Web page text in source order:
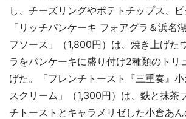
し、チーズリングやポテトチップス、ピ
「リッチパンケーキ フォアグラ＆浜名
フソース」（1,800円）は、焼き上げた
ラをパンケーキに盛り付け2種類のトリ
げた。「フレンチトースト『三重奏』
スクリーム」（1,300円）は、麩と抹茶
チトーストとキャラメリゼした小倉あ